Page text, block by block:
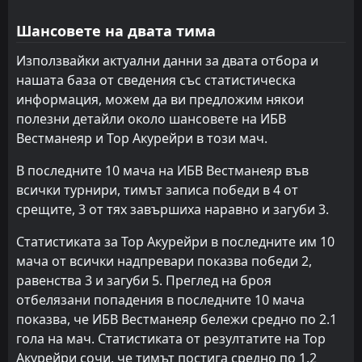
Шансовете на двата тима
Използвайки актуални данни за двата отбора и
нашата база от сведения със статистическа
информация, можем да ви предложим някои
полезни детайли около шансовете на ИБВ
Вестманеяр и Тор Акурейри в този мач.
В последните 10 мача на ИБВ Вестманеяр във
всички турнири, тимът записа победи в 4 от
срещите, 3 от тях завършиха наравно и загуби 3.
Статистиката за Тор Акурейри в последните им 10
мача от всички надпревари показва победи 2,
равенства 3 и загуби 5. Преглед на броя
отбелязани попадения в последните 10 мача
показва, че ИБВ Вестманеяр бележи средно по 2.1
гола на мач. Статистиката от резултатите на Тор
Акурейри сочи, че тимът постига средно по 1.2